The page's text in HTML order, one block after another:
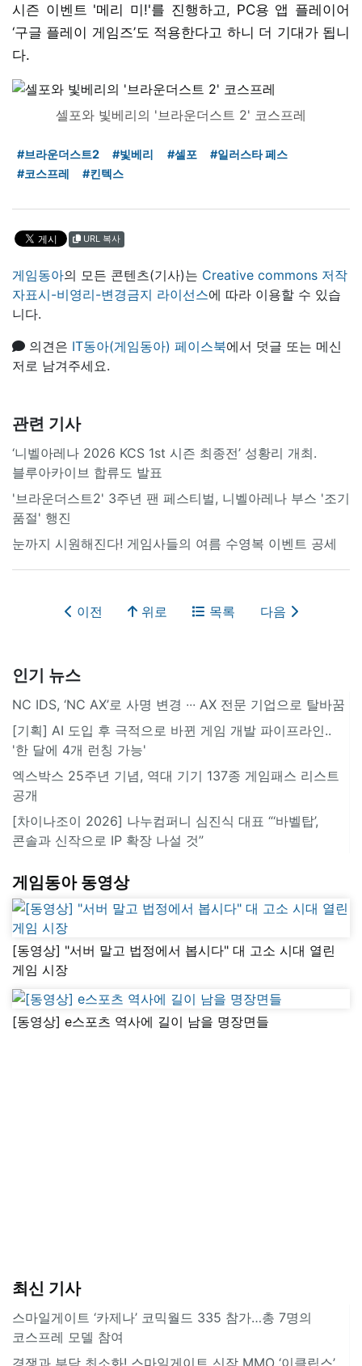
시즌 이벤트 '메리 미!'를 진행하고, PC용 앱 플레이어
‘구글 플레이 게임즈’도 적용한다고 하니 더 기대가 됩니
다.
셀포와 빛베리의 '브라운더스트 2' 코스프레
#브라운더스트2 #빛베리 #셀포
#일러스타 페스
#코스프레
#킨텍스
URL 복사
게임동아의 모든 콘텐츠(기사)는 Creative commons 저작
자표시-비영리-변경금지 라이선스에 따라 이용할 수 있습
니다.
의견은 IT동아(게임동아) 페이스북에서 덧글 또는 메신
저로 남겨주세요.
관련 기사
‘니벨아레나 2026 KCS 1st 시즌 최종전’ 성황리 개최.
블루아카이브 합류도 발표
'브라운더스트2' 3주년 팬 페스티벌, 니벨아레나 부스 '조기
품절' 행진
눈까지 시원해진다! 게임사들의 여름 수영복 이벤트 공세
이전 위로 목록 다음
인기 뉴스
NC IDS, ‘NC AX’로 사명 변경 ∙∙∙ AX 전문 기업으로 탈바꿈
[기획] AI 도입 후 극적으로 바뀐 게임 개발 파이프라인..
'한 달에 4개 런칭 가능'
엑스박스 25주년 기념, 역대 기기 137종 게임패스 리스트
공개
[차이나조이 2026] 나누컴퍼니 심진식 대표 “‘바벨탑’,
콘솔과 신작으로 IP 확장 나설 것”
게임동아 동영상
[동영상] "서버 말고 법정에서 봅시다" 대 고소 시대 열린
게임 시장
[동영상] e스포츠 역사에 길이 남을 명장면들
최신 기사
스마일게이트 ‘카제나’ 코믹월드 335 참가…총 7명의
코스프레 모델 참여
경쟁과 부담 최소화! 스마일게이트 신작 MMO ‘이클립스’,